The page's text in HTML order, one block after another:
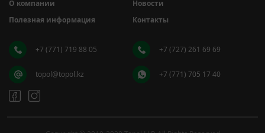
О компании
Новости
Полезная информация
Контакты
+7 (771) 719 88 05 +7 (727) 261 69 69
topol@topol.kz +7 (771) 705 17 40